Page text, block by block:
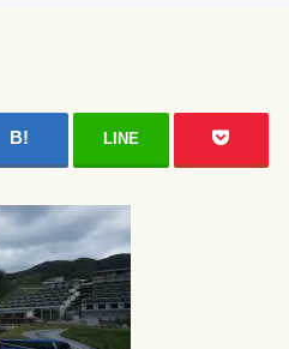
LINE